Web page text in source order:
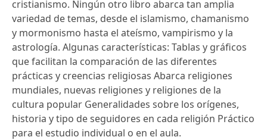
cristianismo. Ningún otro libro abarca tan amplia
variedad de temas, desde el islamismo, chamanismo
y mormonismo hasta el ateísmo, vampirismo y la
astrología. Algunas características: Tablas y gráficos
que facilitan la comparación de las diferentes
prácticas y creencias religiosas Abarca religiones
mundiales, nuevas religiones y religiones de la
cultura popular Generalidades sobre los orígenes,
historia y tipo de seguidores en cada religión Práctico
para el estudio individual o en el aula.